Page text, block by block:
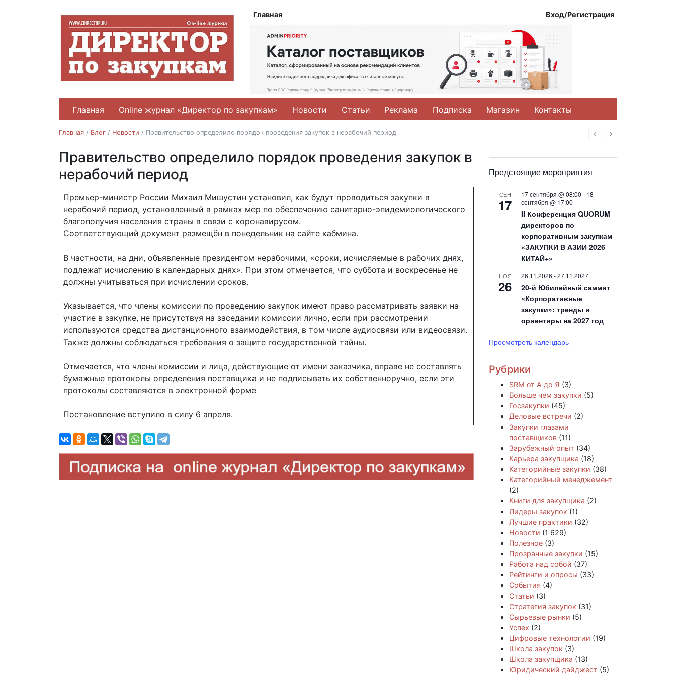
Главная Вход/Регистрация
Главная Online журнал «Директор по закупкам» Новости Статьи Реклама Подписка Магазин Контакты
НазадВперед
Главная / Блог / Новости / Правительство определило порядок проведения закупок в нерабочий период
Новости
Правительство определило порядок проведения закупок в
нерабочий период
06.04.2020
Премьер-министр России Михаил Мишустин установил, как будут проводиться закупки в
нерабочий период, установленный в рамках мер по обеспечению санитарно-эпидемиологического
благополучия населения страны в связи с коронавирусом.
Соответствующий документ размещён в понедельник на сайте кабмина.
В частности, на дни, объявленные президентом нерабочими, «сроки, исчисляемые в рабочих днях,
подлежат исчислению в календарных днях». При этом отмечается, что суббота и воскресенье не
должны учитываться при исчислении сроков.
Указывается, что члены комиссии по проведению закупок имеют право рассматривать заявки на
участие в закупке, не присутствуя на заседании комиссии лично, если при рассмотрении
используются средства дистанционного взаимодействия, в том числе аудиосвязи или видеосвязи.
Также должны соблюдаться требования о защите государственной тайны.
Отмечается, что члены комиссии и лица, действующие от имени заказчика, вправе не составлять
бумажные протоколы определения поставщика и не подписывать их собственноручно, если эти
протоколы составляются в электронной форме
Постановление вступило в силу 6 апреля.
Предстоящие мероприятия
СЕН
17
17 сентября @ 08:00 - 18
сентября @ 17:00
II Конференция QUORUM
директоров по
корпоративным закупкам
«ЗАКУПКИ В АЗИИ 2026
КИТАЙ+»
НОЯ
26
26.11.2026 -27.11.2027
20-й Юбилейный саммит
«Корпоративные
закупки»: тренды и
ориентиры на 2027 год
Просмотреть календарь
Рубрики
SRM от А до Я (3)
Больше чем закупки (5)
Госзакупки (45)
Деловые встречи (2)
Закупки глазами
поставщиков (11)
Зарубежный опыт (34)
Карьера закупщика (18)
Категорийные закупки (38)
Категорийный менеджемент
(2)
Книги для закупщика (2)
Лидеры закупок (1)
Лучшие практики (32)
Новости (1 629)
Полезное (3)
Прозрачные закупки (15)
Работа над собой (37)
Рейтинги и опросы (33)
События (4)
Статьи (3)
Стратегия закупок (31)
Сырьевые рынки (5)
Успех (2)
Цифровые технологии (19)
Школа закупок (3)
Школа закупщика (13)
Юридический дайджест (5)